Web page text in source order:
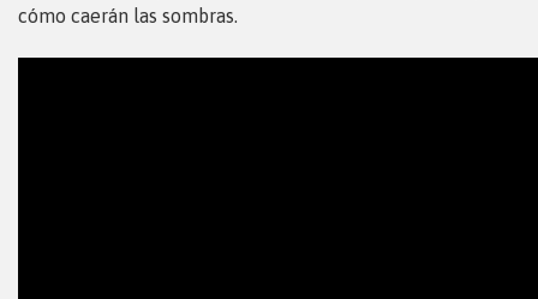
cómo caerán las sombras.